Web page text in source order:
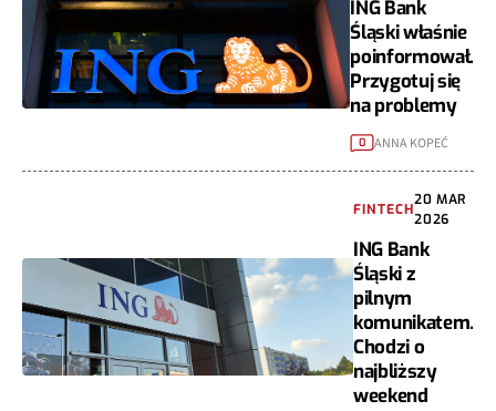
ING Bank
Śląski właśnie
poinformował.
Przygotuj się
na problemy
0 ANNA KOPEĆ
FINTECH
20 MAR
2026
ING Bank
Śląski z
pilnym
komunikatem.
Chodzi o
najbliższy
weekend